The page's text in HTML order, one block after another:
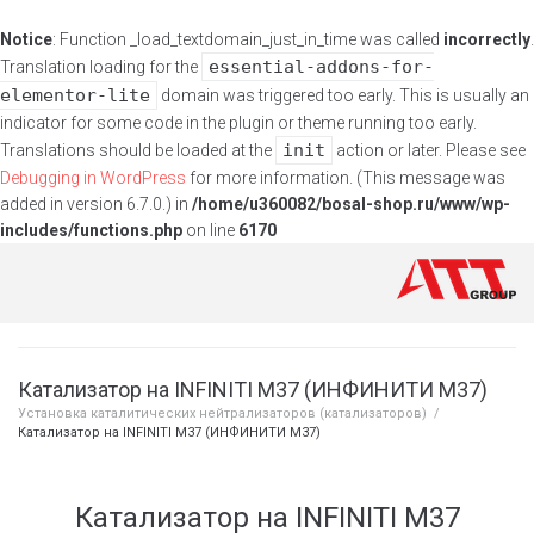
Notice: Function _load_textdomain_just_in_time was called incorrectly
Translation loading for the
essential-addons-for-
elementor-lite
domain was triggered too early. This is usually an
indicator for some code in the plugin or theme running too early.
Translations should be loaded at the
init
action or later. Please see
Debugging in WordPress for more information. (This message was
added in version 6.7.0.) in /home/u360082/bosal-shop.ru/www/wp-
includes/functions.php on line 6170
Катализатор на INFINITI M37 (ИНФИНИТИ М37)
Установка каталитических нейтрализаторов (катализаторов) /
Катализатор на INFINITI M37 (ИНФИНИТИ М37)
Катализатор на INFINITI M37